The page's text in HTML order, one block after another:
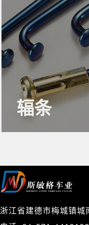
辐条
浙江省建德市梅城镇城